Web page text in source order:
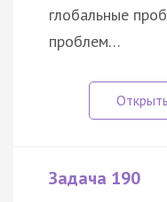
глобальные
проблем…
Задача 190